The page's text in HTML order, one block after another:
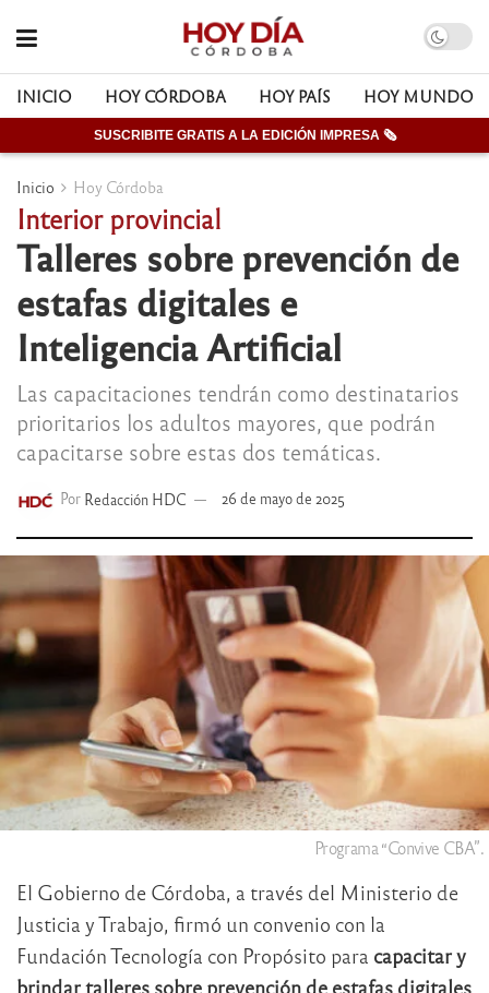
INICIO HOY CÓRDOBA HOY PAÍS HOY MUNDO
SUSCRIBITE GRATIS A LA EDICIÓN IMPRESA 🗞
Inicio Hoy Córdoba
Interior provincial
Talleres sobre prevención de
estafas digitales e
Inteligencia Artificial
Las capacitaciones tendrán como destinatarios
prioritarios los adultos mayores, que podrán
capacitarse sobre estas dos temáticas.
Por Redacción HDC 26 de mayo de 2025
Programa “Convive CBA”.
El Gobierno de Córdoba, a través del Ministerio de
Justicia y Trabajo, firmó un convenio con la
Fundación Tecnología con Propósito para capacitar y
brindar talleres sobre prevención de estafas digitales